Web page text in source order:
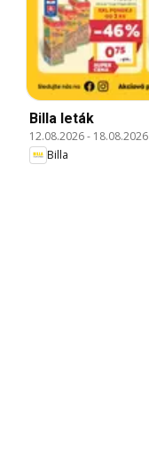
Billa leták
12.08.2026- 18.08.2026
Billa